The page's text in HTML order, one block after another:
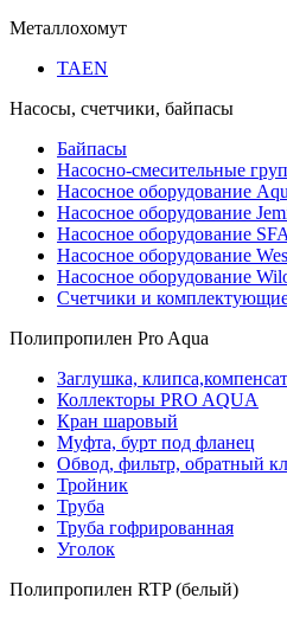
Металлохомут
TAEN
Насосы, счетчики, байпасы
Байпасы
Насосно-смесительные
Насосное оборудование
Насосное оборудование
Насосное оборудование SFA
Насосное оборудование
Насосное оборудование
Счетчики и
Полипропилен Pro Aqua
Заглушка,
Коллекторы PRO AQUA
Кран шаровый
Муфта, бурт под фланец
Обвод, фильтр, обратный
Тройник
Труба
Труба гофрированная
Уголок
Полипропилен RTP (белый)